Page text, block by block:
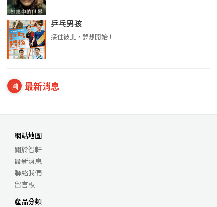
乒乓男孩
接住彼此，夢想開始！
最新消息
網站地圖
關於智軒
最新消息
聯絡我們
留言板
產品分類